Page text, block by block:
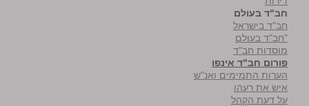
חב"ד בעולם
חב"ד בישראל
"חב"ד בעולם
מוסדות חב"ד
פורום חב"ד אינפו
הערות התמימים ואנ"ש
איש את רעהו
על דעת הקהל